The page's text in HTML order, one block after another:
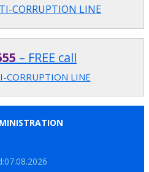
CORRUPTION LINE
– FREE call
CORRUPTION LINE